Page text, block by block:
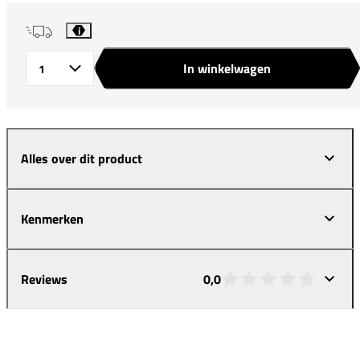
i
In winkelwagen
Alles over dit product
Kenmerken
Reviews 0,0